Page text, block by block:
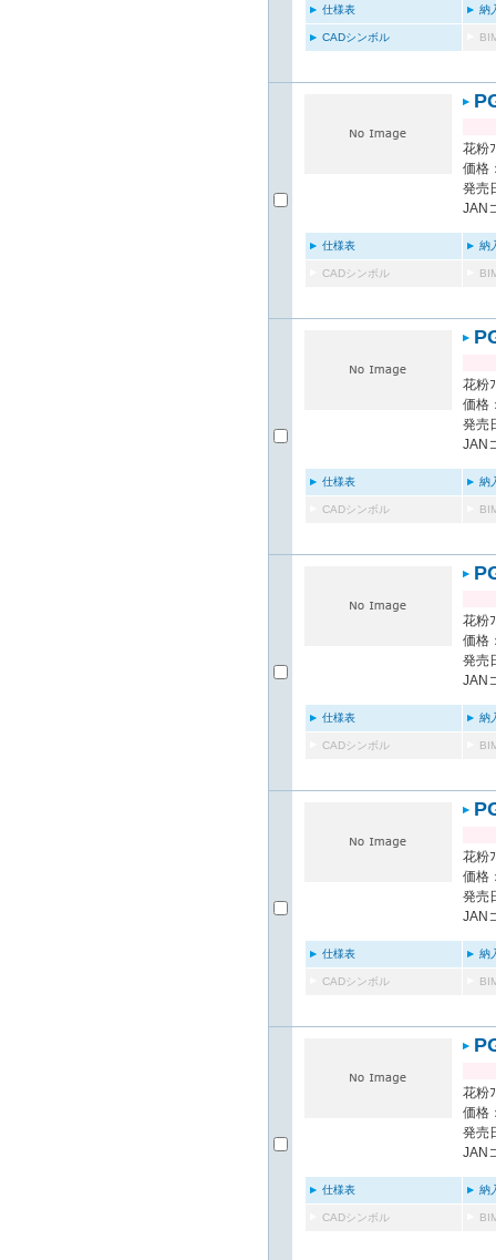
仕様表 納
CADシンボル
花粉
価格
発売
JAN
仕様表 納
CADシンボル
花粉
価格
発売
JAN
仕様表 納
CADシンボル
花粉
価格
発売
JAN
仕様表 納
CADシンボル
花粉
価格
発売
JAN
仕様表 納
CADシンボル
花粉
価格
発売
JAN
仕様表 納
CADシンボル